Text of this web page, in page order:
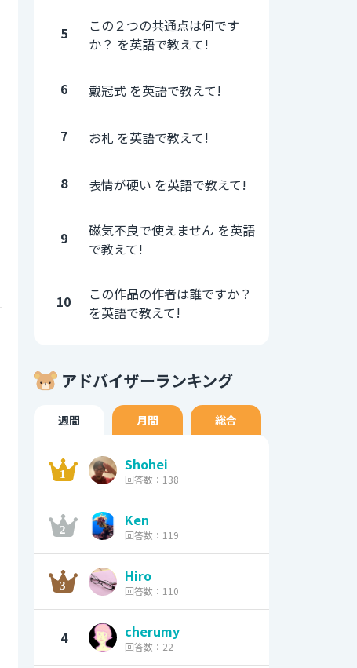
5
この２つの共通点は何です
か？ を英語で教えて!
6 戴冠式 を英語で教えて!
7 お札 を英語で教えて!
8 表情が硬い を英語で教えて!
9
磁気不良で使えません を英語
で教えて!
10
この作品の作者は誰ですか？
を英語で教えて!
アドバイザーランキング
週間 月間 総合
Shohei
回答数：138
Ken
回答数：119
Hiro
回答数：110
4 cherumy
回答数：22